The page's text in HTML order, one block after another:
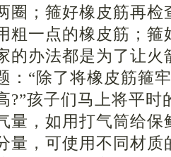
圈；箍好橡皮筋再检
粗一点的橡皮筋；箍
办法都是为了让火
：“除了将橡皮筋箍
?”孩子们马上将平
量，如用打气筒给保
量，可使用不同材质